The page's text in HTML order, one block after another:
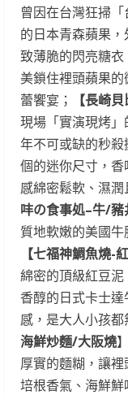
曾因在台灣狂掃
的日本青森蘋果
致薄脆的閃亮糖
美鎖住裡頭蘋果
蕾饗宴；
【長崎
現場「實演現烤
年不可或缺的秒
個的迷你尺寸，
感綿密鬆軟、濕
㕩の食事処–牛/豬
質地軟嫩的美國
【七福神鯛魚燒-
綿密的頂級紅豆泥
香醇的日式卡士
感，是大人小孩
海鮮炒麵/大阪燒
厚實的麵糊，讓
培根香氣、海鮮鮮